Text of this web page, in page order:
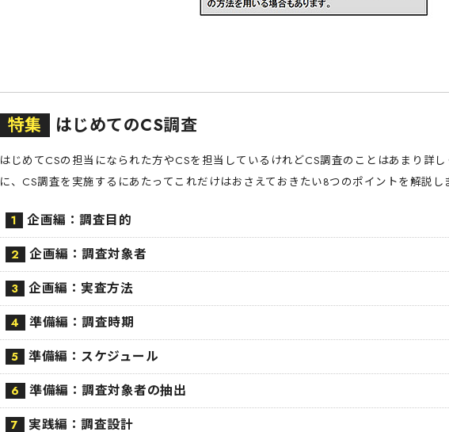
特集 はじめてのCS調査
はじめてCSの担当になられた方やCSを担当しているけれどCS調査のことはあまり詳
に、CS調査を実施するにあたってこれだけはおさえておきたい8つのポイントを解説し
1 企画編：調査目的
2 企画編：調査対象者
3 企画編：実査方法
4 準備編：調査時期
5 準備編：スケジュール
6 準備編：調査対象者の抽出
7 実践編：調査設計